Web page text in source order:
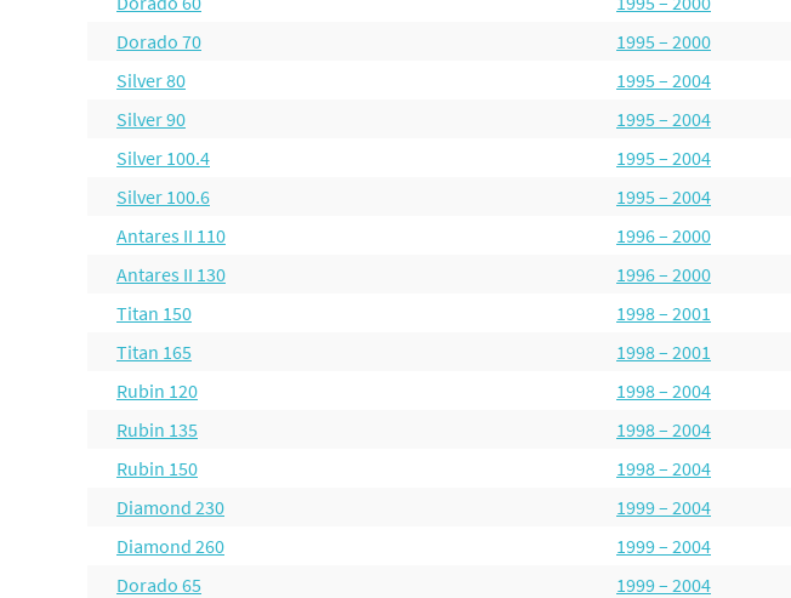
Dorado 70
1995 – 2000
Silver 80
1995 – 2004
Silver 90
1995 – 2004
Silver 100.4
1995 – 2004
Silver 100.6
1995 – 2004
Antares II 110
1996 – 2000
Antares II 130
1996 – 2000
Titan 150
1998 – 2001
Titan 165
1998 – 2001
Rubin 120
1998 – 2004
Rubin 135
1998 – 2004
Rubin 150
1998 – 2004
Diamond 230
1999 – 2004
Diamond 260
1999 – 2004
Dorado 65
1999 – 2004